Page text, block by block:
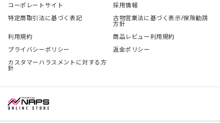
コーポレートサイト
採用情報
特定商取引法に基づく表記
古物営業法に基づく表示/保険勧誘
方針
利用規約
商品レビュー利用規約
プライバシーポリシー
返金ポリシー
カスタマーハラスメントに対する方
針